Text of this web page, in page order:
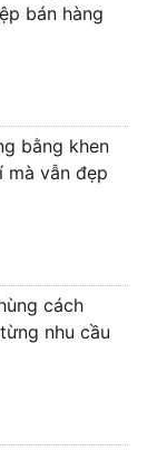
bán hàng
bằng khen
mà vẫn đẹp
cách
nhu cầu